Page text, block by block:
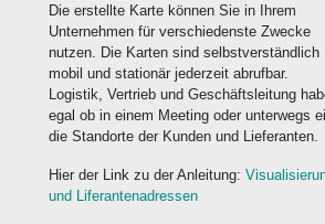
Die erstellte Karte können Sie in Ihrem
Unternehmen für verschiedenste Zwecke
nutzen. Die Karten sind selbstverständlich
mobil und stationär jederzeit abrufbar.
Logistik, Vertrieb und Geschäftsleitung
egal ob in einem Meeting oder unterwegs
die Standorte der Kunden und Lieferanten.
Hier der Link zu der Anleitung:
und Liferantenadressen